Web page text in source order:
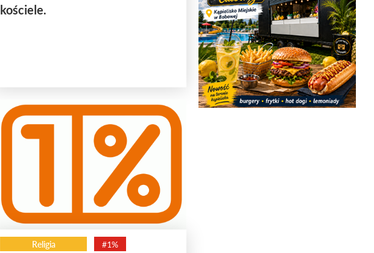
kościele.
Religia #1%